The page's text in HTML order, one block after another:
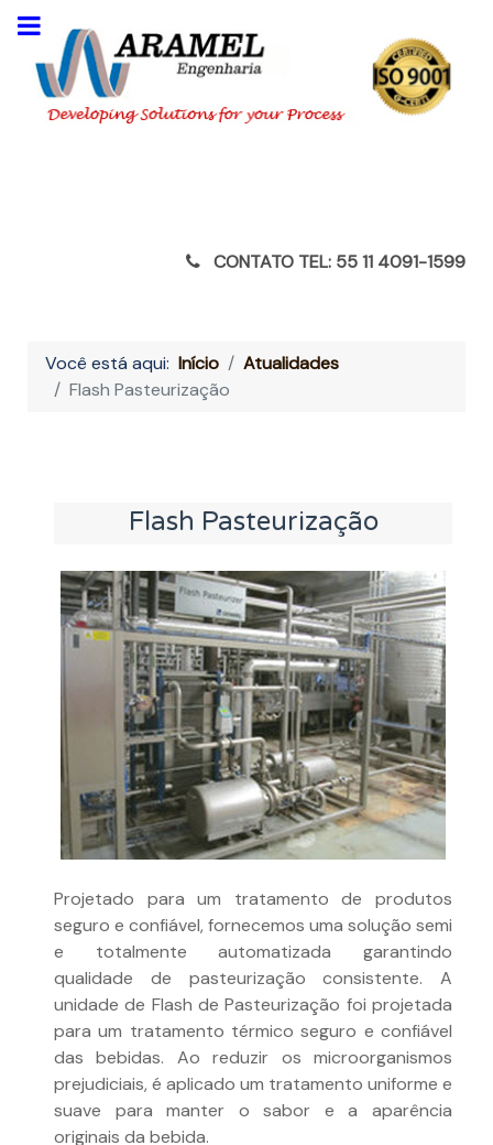
CONTATO TEL: 55 11 4091-1599
Você está aqui: Início
Atualidades
Flash Pasteurização
Flash Pasteurização
Projetado para um tratamento de produtos
seguro e confiável, fornecemos uma solução semi
e totalmente automatizada garantindo
qualidade de pasteurização consistente. A
unidade de Flash de Pasteurização foi projetada
para um tratamento térmico seguro e confiável
das bebidas. Ao reduzir os microorganismos
prejudiciais, é aplicado um tratamento uniforme e
suave para manter o sabor e a aparência
originais da bebida.